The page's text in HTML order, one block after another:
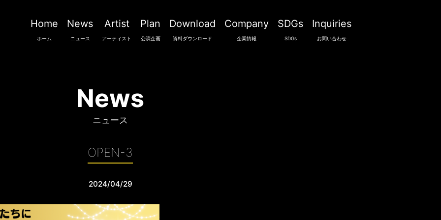
Home
ホーム
News
ニュース
Artist
アーティスト
Plan
公演企画
Download
資料ダウンロード
Company
企業情報
SDGs
SDGs
Inquiries
お問い合わせ
News
ニュース
OPEN-3
2024/04/29